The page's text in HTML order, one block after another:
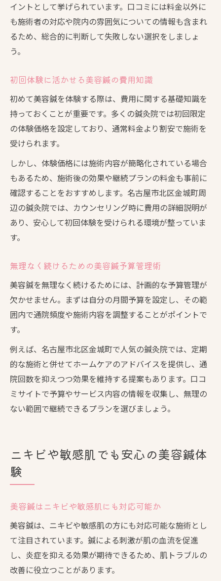
イントとして挙げられています。口コミには料金以外に
も施術者の対応や院内の雰囲気についての情報も含まれ
るため、総合的に判断して失敗しない選択をしましょ
う。
初回体験に活かせる美容鍼の費用知識
初めて美容鍼を体験する際は、費用に関する基礎知識を
持っておくことが重要です。多くの鍼灸院では初回限定
の体験価格を設定しており、通常料金より割安で施術を
受けられます。
しかし、体験価格には施術内容が簡略化されている場合
もあるため、施術後の効果や継続プランの料金も事前に
確認することをおすすめします。名古屋市北区金城町周
辺の鍼灸院では、カウンセリング時に費用の詳細説明が
あり、安心して初回体験を受けられる環境が整っていま
す。
無理なく続けるための美容鍼予算管理術
美容鍼を無理なく続けるためには、計画的な予算管理が
欠かせません。まずは自分の月間予算を設定し、その範
囲内で通院頻度や施術内容を調整することがポイントで
す。
例えば、名古屋市北区金城町で人気の鍼灸院では、定期
的な施術と併せてホームケアのアドバイスを提供し、通
院回数を抑えつつ効果を維持する提案もあります。口コ
ミサイトで予算やサービス内容の情報を収集し、無理の
ない範囲で継続できるプランを選びましょう。
ニキビや敏感肌でも安心の美容鍼体
験
美容鍼はニキビや敏感肌にも対応可能か
美容鍼は、ニキビや敏感肌の方にも対応可能な施術とし
て注目されています。鍼による刺激が肌の血流を促進
し、炎症を抑える効果が期待できるため、肌トラブルの
改善に役立つことがあります。